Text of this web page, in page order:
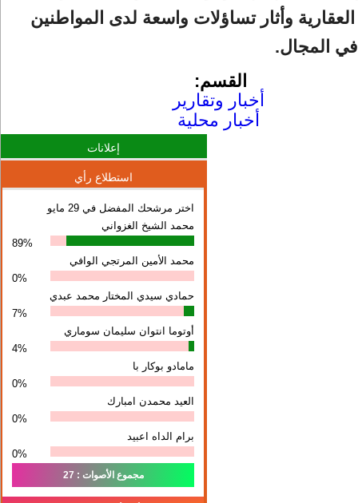
وأثار تساؤلات واسعة لدى المواطنين
في المجال.
القسم:
أخبار وتقارير
أخبار محلية
إعلانات
استطلاع رأي
اختر مرشحك المفضل في 29 مايو
محمد الشيخ الغزواني
89%
محمد الأمين المرتجي الوافي
0%
حمادي سيدي المختار محمد عبدي
7%
أوتوما انتوان سلیمان سوماري
4%
مامادو بوكار با
0%
العيد محمدن امبارك
0%
برام الداه اعبيد
0%
مجموع الأصوات : 27